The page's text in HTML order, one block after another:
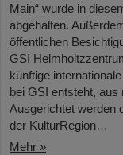
Main“ wurde in
abgehalten.
öffentlichen
GSI
künftige
bei GSI entsteht,
Ausgerichtet werden
der KulturRegion…
Mehr »